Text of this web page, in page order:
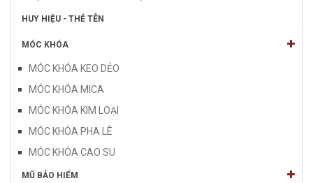
HUY HIỆU - THẺ TÊN
MÓC KHÓA
MÓC KHÓA KEO DẺO
MÓC KHÓA MICA
MÓC KHÓA KIM LOẠI
MÓC KHÓA PHA LÊ
MÓC KHÓA CAO SU
MŨ BẢO HIỂM